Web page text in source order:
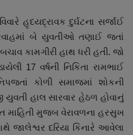
હૃદયદ્રાવક દુર્ઘટના સર્જાઈ
બે યુવતીઓ તણાઈ જતાં
કામગીરી હાથ ધરી હતી. જો
17 વર્ષની નિકિતા રામભાઈ
કોળી સમાજમાં શોકની
હાલ સારવાર હેઠળ હોવાનું
માહિતી મુજબ વેરાવળના હરસુખ
જાલેશ્વર દરિયા કિનારે આવેલા